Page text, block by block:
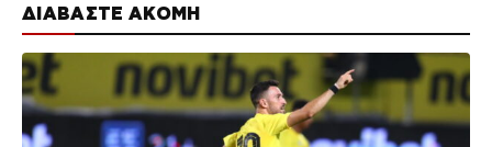
ΔΙΑΒΑΣΤΕ ΑΚΟΜΗ